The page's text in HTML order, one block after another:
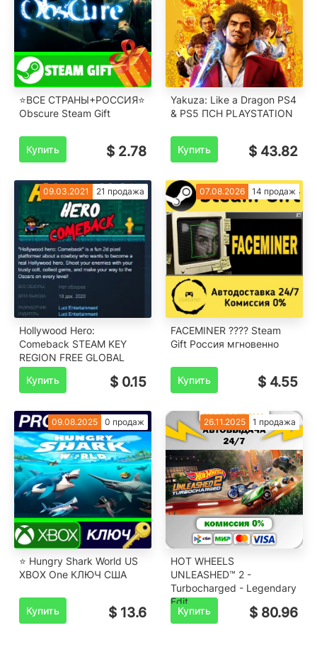
⭐️ВСЕ СТРАНЫ+РОССИЯ⭐️
Obscure Steam Gift
Купить $ 2.78
Yakuza: Like a Dragon PS4
& PS5 ПСН PLAYSTATION
Купить $ 43.82
09.03.2021 21 продажа
Hollywood Hero:
Comeback STEAM KEY
REGION FREE GLOBAL
Купить
$ 0.15
07.08.2026 14 продаж
FACEMINER ???? Steam
Gift Россия мгновенно
Купить $ 4.55
09.08.2025 0 продаж
⭐ Hungry Shark World US
XBOX One КЛЮЧ США
Купить $ 13.6
26.11.2025 1 продажа
HOT WHEELS
UNLEASHED™ 2 -
Turbocharged - Legendary
Edit
Купить $ 80.96